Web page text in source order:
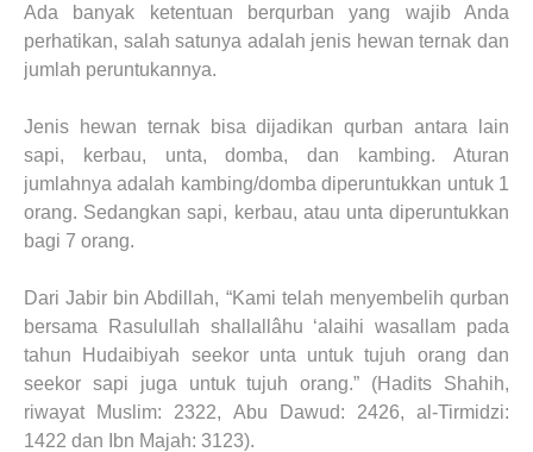
Ada banyak ketentuan berqurban yang wajib Anda
perhatikan, salah satunya adalah jenis hewan ternak dan
jumlah peruntukannya.
Jenis hewan ternak bisa dijadikan qurban antara lain
sapi, kerbau, unta, domba, dan kambing. Aturan
jumlahnya adalah kambing/domba diperuntukkan untuk 1
orang. Sedangkan sapi, kerbau, atau unta diperuntukkan
bagi 7 orang.
Dari Jabir bin Abdillah, “Kami telah menyembelih qurban
bersama Rasulullah shallallâhu ‘alaihi wasallam pada
tahun Hudaibiyah seekor unta untuk tujuh orang dan
seekor sapi juga untuk tujuh orang.” (Hadits Shahih,
riwayat Muslim: 2322, Abu Dawud: 2426, al-Tirmidzi:
1422 dan Ibn Majah: 3123).